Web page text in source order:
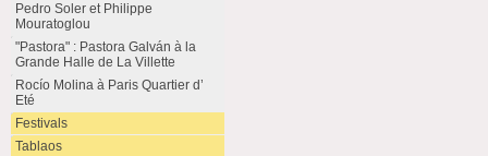
Pedro Soler et Philippe
Mouratoglou
"Pastora" : Pastora Galván à la
Grande Halle de La Villette
Rocío Molina à Paris Quartier d’
Eté
Festivals
Tablaos